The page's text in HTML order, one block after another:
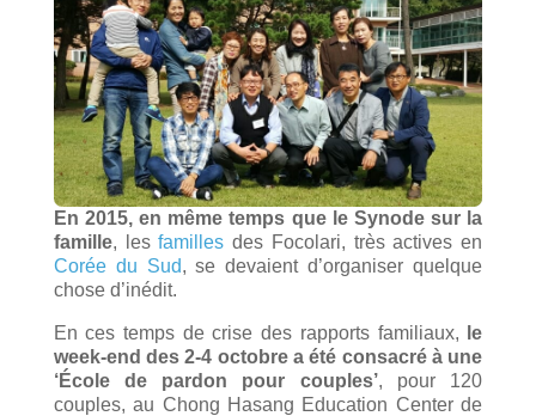
En 2015, en même temps que le Synode sur la
famille, lesfamilles des Focolari, très actives en
Corée du Sud, se devaient d’organiser quelque
chose d’inédit.
En ces temps de crise des rapports familiaux,
le
week-end des 2-4 octobre a été consacré à une
‘École de pardon pour couples’, pour 120
couples, au Chong Hasang Education Center de